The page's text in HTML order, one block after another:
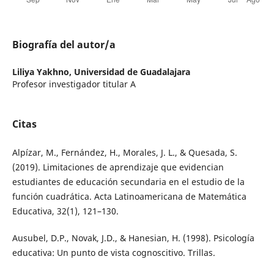
Biografía del autor/a
Liliya Yakhno, Universidad de Guadalajara
Profesor investigador titular A
Citas
Alpízar, M., Fernández, H., Morales, J. L., & Quesada, S.
(2019). Limitaciones de aprendizaje que evidencian
estudiantes de educación secundaria en el estudio de la
función cuadrática. Acta Latinoamericana de Matemática
Educativa, 32(1), 121–130.
Ausubel, D.P., Novak, J.D., & Hanesian, H. (1998). Psicología
educativa: Un punto de vista cognoscitivo. Trillas.